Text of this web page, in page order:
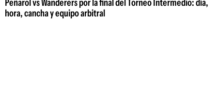
hora, cancha y equipo arbitral